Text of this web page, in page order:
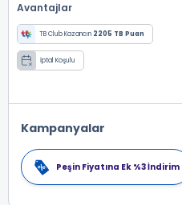
Avantajlar
TB Club Kazancın 2205 TB Puan
İptal Koşulu
Kampanyalar
Peşin Fiyatına Ek %3 İndirim